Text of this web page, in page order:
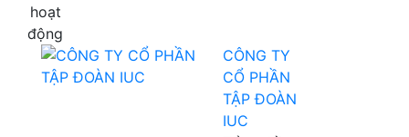
hoạt
động
CÔNG TY
CỔ PHẦN
TẬP ĐOÀN
IUC